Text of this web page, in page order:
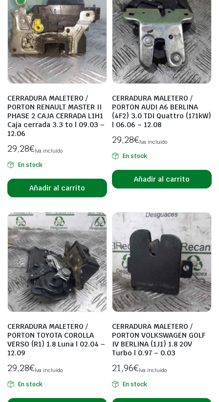
CERRADURA MALETERO /
PORTON RENAULT MASTER II
PHASE 2 CAJA CERRADA L1H1
Caja cerrada 3.3 to | 09.03 –
12.06
29,28€Iva incluido
En stock
Añadir al carrito
CERRADURA MALETERO /
PORTON AUDI A6 BERLINA
(4F2) 3.0 TDI Quattro (171kW)
| 06.06 – 12.08
29,28€Iva incluido
En stock
Añadir al carrito
CERRADURA MALETERO /
PORTON TOYOTA COROLLA
VERSO (R1) 1.8 Luna | 02.04 –
12.09
29,28€Iva incluido
En stock
CERRADURA MALETERO /
PORTON VOLKSWAGEN GOLF
IV BERLINA (1J1) 1.8 20V
Turbo | 0.97 – 0.03
21,96€Iva incluido
En stock